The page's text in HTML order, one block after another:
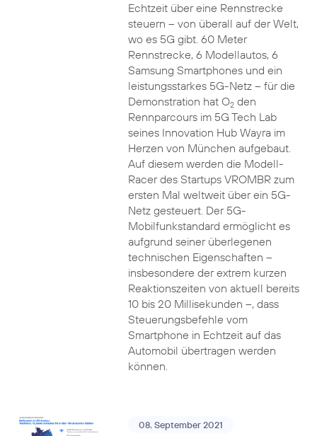
Echtzeit über eine Rennstrecke
steuern – von überall auf der Welt,
wo es 5G gibt. 60 Meter
Rennstrecke, 6 Modellautos, 6
Samsung Smartphones und ein
leistungsstarkes 5G-Netz – für die
Demonstration hat O2den
Rennparcours im 5G Tech Lab
seines Innovation Hub Wayra im
Herzen von München aufgebaut.
Auf diesem werden die Modell-
Racer des Startups VROMBR zum
ersten Mal weltweit über ein 5G-
Netz gesteuert. Der 5G-
Mobilfunkstandard ermöglicht es
aufgrund seiner überlegenen
technischen Eigenschaften –
insbesondere der extrem kurzen
Reaktionszeiten von aktuell bereits
10 bis 20 Millisekunden –, dass
Steuerungsbefehle vom
Smartphone in Echtzeit auf das
Automobil übertragen werden
können.
08. September 2021